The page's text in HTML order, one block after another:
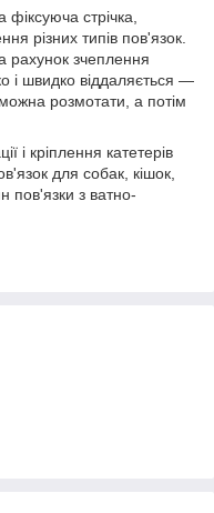
стрічка,
різних типів пов'язок.
рахунок зчеплення
і швидко віддаляється —
розмотати, а потім
і кріплення катетерів
для собак, кішок,
пов'язки з ватно-